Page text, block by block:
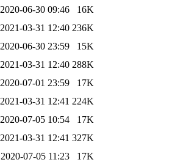
2020-06-30 09:46
16K
2021-03-31 12:40 236K
2020-06-30 23:59
15K
2021-03-31 12:40 288K
2020-07-01 23:59
17K
2021-03-31 12:41 224K
2020-07-05 10:54
17K
2021-03-31 12:41 327K
2020-07-05 11:23 17K